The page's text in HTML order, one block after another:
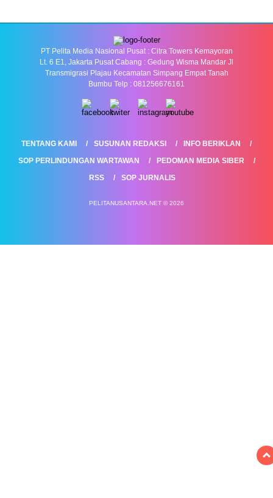
PT Pelita Media Nasional Pusat : Citra Towers Kemayoran
Lt. 6 E1, Jakarta Pusat Cabang : Gedung Wisma Mandar Jl
Transmigrasi Plajau Kecamatan Simpang Empat Tanah
Bumbu Telp : 081256676161
TENTANG KAMI SUSUNAN REDAKSI
INFO BERIKLAN
SOP PERLINDUNGAN WARTAWAN
PEDOMAN MEDIA SIBER
RSS
SOP JURNALIS
PELITANUSANTARA.NET © 2026